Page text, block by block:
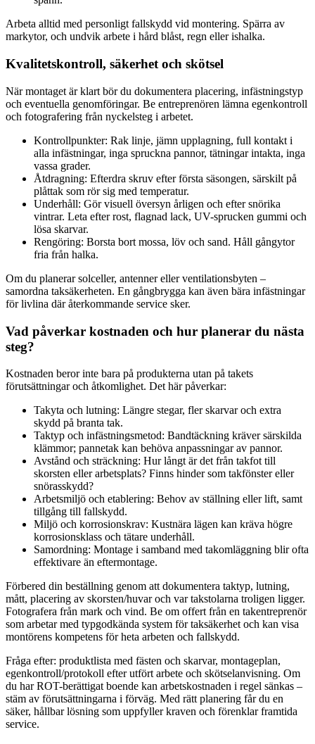
Arbeta alltid med personligt fallskydd vid montering. Spärra av
markytor, och undvik arbete i hård blåst, regn eller ishalka.
Kvalitetskontroll, säkerhet och skötsel
När montaget är klart bör du dokumentera placering, infästningstyp
och eventuella genomföringar. Be entreprenören lämna egenkontroll
och fotografering från nyckelsteg i arbetet.
Kontrollpunkter: Rak linje, jämn upplagning, full kontakt i
alla infästningar, inga spruckna pannor, tätningar intakta, inga
vassa grader.
Åtdragning: Efterdra skruv efter första säsongen, särskilt på
plåttak som rör sig med temperatur.
Underhåll: Gör visuell översyn årligen och efter snörika
vintrar. Leta efter rost, flagnad lack, UV-sprucken gummi och
lösa skarvar.
Rengöring: Borsta bort mossa, löv och sand. Håll gångytor
fria från halka.
Om du planerar solceller, antenner eller ventilationsbyten –
samordna taksäkerheten. En gångbrygga kan även bära infästningar
för livlina där återkommande service sker.
Vad påverkar kostnaden och hur planerar du nästa
steg?
Kostnaden beror inte bara på produkterna utan på takets
förutsättningar och åtkomlighet. Det här påverkar:
Takyta och lutning: Längre stegar, fler skarvar och extra
skydd på branta tak.
Taktyp och infästningsmetod: Bandtäckning kräver särskilda
klämmor; pannetak kan behöva anpassningar av pannor.
Avstånd och sträckning: Hur långt är det från takfot till
skorsten eller arbetsplats? Finns hinder som takfönster eller
snörasskydd?
Arbetsmiljö och etablering: Behov av ställning eller lift, samt
tillgång till fallskydd.
Miljö och korrosionskrav: Kustnära lägen kan kräva högre
korrosionsklass och tätare underhåll.
Samordning: Montage i samband med takomläggning blir ofta
effektivare än eftermontage.
Förbered din beställning genom att dokumentera taktyp, lutning,
mått, placering av skorsten/huvar och var takstolarna troligen ligger.
Fotografera från mark och vind. Be om offert från en takentreprenör
som arbetar med typgodkända system för taksäkerhet och kan visa
montörens kompetens för heta arbeten och fallskydd.
Fråga efter: produktlista med fästen och skarvar, montageplan,
egenkontroll/protokoll efter utfört arbete och skötselanvisning. Om
du har ROT-berättigat boende kan arbetskostnaden i regel sänkas –
stäm av förutsättningarna i förväg. Med rätt planering får du en
säker, hållbar lösning som uppfyller kraven och förenklar framtida
service.